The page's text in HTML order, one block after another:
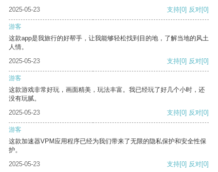
2025-05-23
支持[0] 反对[0]
游客
这款app是我旅行的好帮手，让我能够轻松找到目的地，了解当地的风土
人情。
2025-05-23
支持[0] 反对[0]
游客
这款游戏非常好玩，画面精美，玩法丰富。我已经玩了好几个小时，还
没有玩腻。
2025-05-23
支持[0] 反对[0]
游客
这款加速器VPM应用程序已经为我们带来了无限的隐私保护和安全性保
护。
2025-05-23
支持[0] 反对[0]